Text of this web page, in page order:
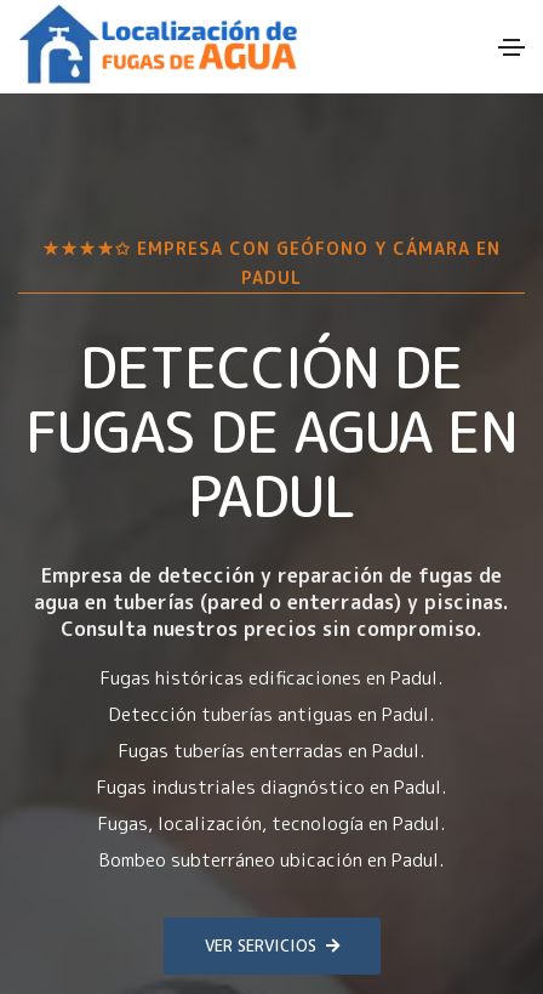
★★★★✩ EMPRESA CON GEÓFONO Y CÁMARA EN
PADUL
DETECCIÓN DE
FUGAS DE AGUA EN
PADUL
Empresa de detección y reparación de fugas de
agua en tuberías (pared o enterradas) y piscinas.
Consulta nuestros precios sin compromiso.
Fugas históricas edificaciones en Padul.
Detección tuberías antiguas en Padul.
Fugas tuberías enterradas en Padul.
Fugas industriales diagnóstico en Padul.
Fugas, localización, tecnología en Padul.
Bombeo subterráneo ubicación en Padul.
VER SERVICIOS